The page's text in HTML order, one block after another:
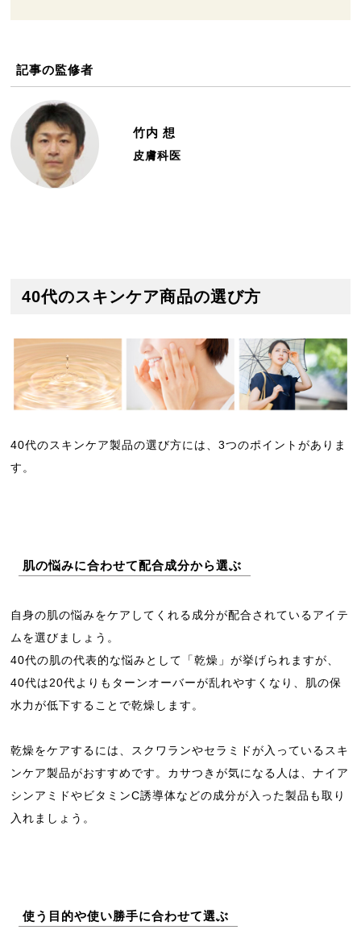
記事の監修者
竹内 想
皮膚科医
40代のスキンケア商品の選び方
40代のスキンケア製品の選び方には、3つのポイントがありま
す。
肌の悩みに合わせて配合成分から選ぶ
自身の肌の悩みをケアしてくれる成分が配合されているアイテ
ムを選びましょう。
40代の肌の代表的な悩みとして「乾燥」が挙げられますが、
40代は20代よりもターンオーバーが乱れやすくなり、肌の保
水力が低下することで乾燥します。
乾燥をケアするには、スクワランやセラミドが入っているスキ
ンケア製品がおすすめです。カサつきが気になる人は、ナイア
シンアミドやビタミンC誘導体などの成分が入った製品も取り
入れましょう。
使う目的や使い勝手に合わせて選ぶ